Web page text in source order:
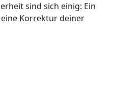
sind sich einig: Ein
Korrektur deiner